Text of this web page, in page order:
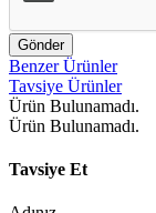
Gönder
Benzer Ürünler
Tavsiye Ürünler
Ürün Bulunamadı.
Ürün Bulunamadı.
Tavsiye Et